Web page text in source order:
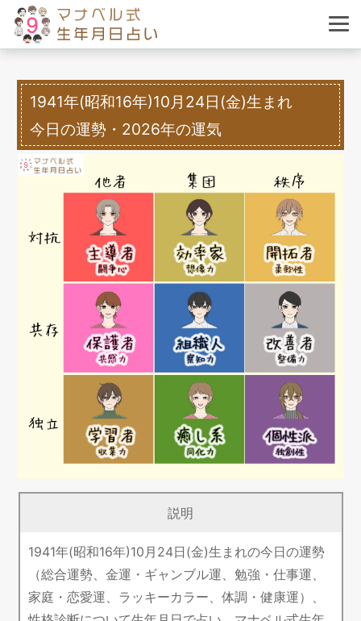
1941年(昭和16年)10月24日(金)生まれ
今日の運勢・2026年の運気
説明
1941年(昭和16年)10月24日(金)生まれの今日の運勢
（総合運勢、金運・ギャンブル運、勉強・仕事運、
家庭・恋愛運、ラッキーカラー、体調・健康運）、